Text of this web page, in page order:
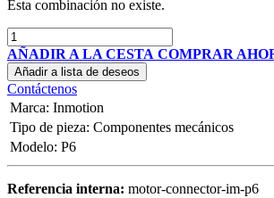
Esta combinación no existe.
AÑADIR A LA CESTA COMPRAR
Añadir a lista de deseos
Contáctenos
Marca: Inmotion
Tipo de pieza: Componentes mecánicos
Modelo: P6
Referencia interna: motor-connector-im-p6